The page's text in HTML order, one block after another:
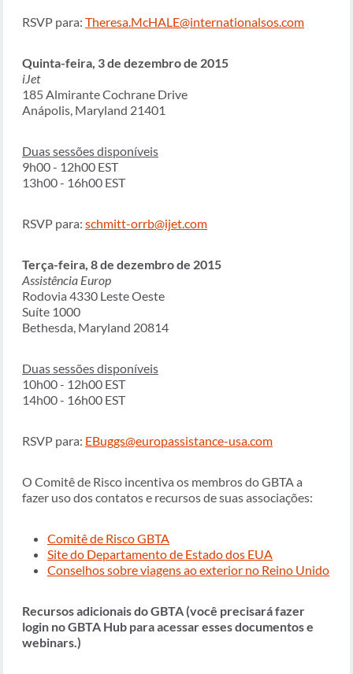
RSVP para: Theresa.McHALE@internationalsos.com
Quinta-feira, 3 de dezembro de 2015
iJet
185 Almirante Cochrane Drive
Anápolis, Maryland 21401
Duas sessões disponíveis
9h00 - 12h00 EST
13h00 - 16h00 EST
RSVP para: schmitt-orrb@ijet.com
Terça-feira, 8 de dezembro de 2015
Assistência Europ
Rodovia 4330 Leste Oeste
Suíte 1000
Bethesda, Maryland 20814
Duas sessões disponíveis
10h00 - 12h00 EST
14h00 - 16h00 EST
RSVP para: EBuggs@europassistance-usa.com
O Comitê de Risco incentiva os membros do GBTA a
fazer uso dos contatos e recursos de suas associações:
Comitê de Risco GBTA
Site do Departamento de Estado dos EUA
Conselhos sobre viagens ao exterior no Reino Unido
Recursos adicionais do GBTA (você precisará fazer
login no GBTA Hub para acessar esses documentos e
webinars.)